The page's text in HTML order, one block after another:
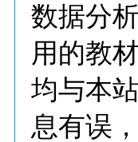
数据分
用的教
均与本
息有误